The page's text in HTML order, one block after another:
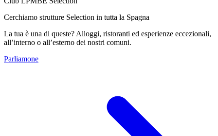
Cerchiamo strutture Selection in tutta la Spagna
La tua è una di queste? Alloggi, ristoranti ed esperienze eccezionali,
all’interno o all’esterno dei nostri comuni.
Parliamone